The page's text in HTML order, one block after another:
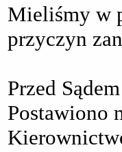
Mieliśmy w
przyczyn
Przed
Postawiono